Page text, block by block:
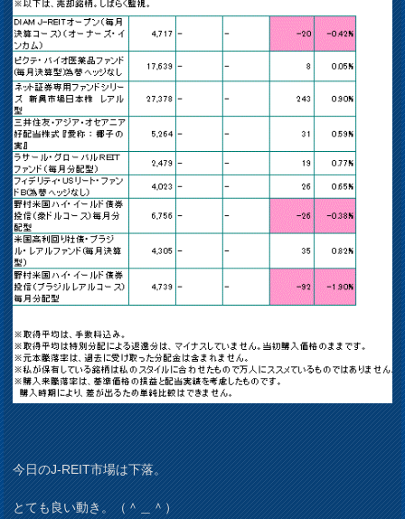
今日のJ-REIT市場は下落。
とても良い動き。（＾＿＾）